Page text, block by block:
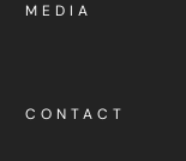
MEDIA
CONTACT